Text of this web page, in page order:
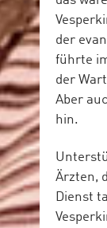
der
führte
der
Aber
hin.
Ärzten,
Dienst